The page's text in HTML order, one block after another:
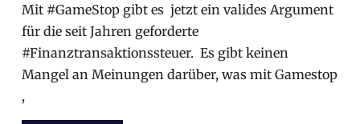
Mit #GameStop gibt es jetzt ein valides Argument
für die seit Jahren geforderte
#Finanztransaktionssteuer. Es gibt keinen
Mangel an Meinungen darüber, was mit Gamestop
,